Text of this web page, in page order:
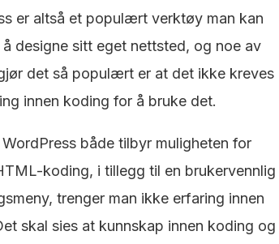
er altså et populært verktøy man kan
designe sitt eget nettsted, og noe av
det så populært er at det ikke kreves
innen koding for å bruke det.
WordPress både tilbyr muligheten for
koding, i tillegg til en brukervennlig
trenger man ikke erfaring innen
skal sies at kunnskap innen koding og